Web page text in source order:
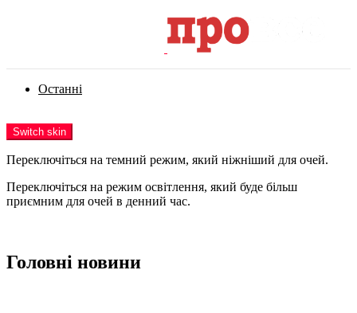
Останні
Switch skin
Переключіться на темний режим, який ніжніший для очей.
Переключіться на режим освітлення, який буде більш
приємним для очей в денний час.
Головні новини